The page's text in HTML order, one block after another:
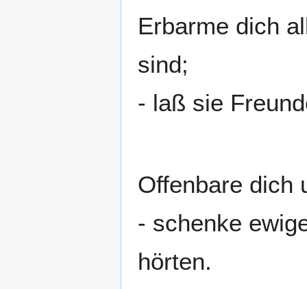
Erbarme dich
sind;
- laß sie
Offenbare dich
- schenke
hörten.